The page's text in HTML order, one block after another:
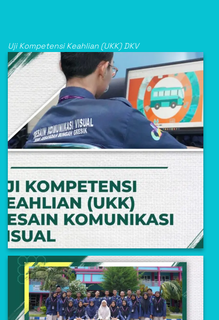
Uji Kompetensi Keahlian (UKK) DKV